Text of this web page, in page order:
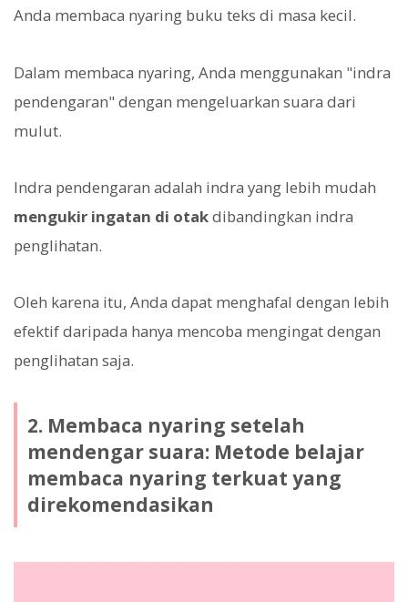
Anda membaca nyaring buku teks di masa kecil.
Dalam membaca nyaring, Anda menggunakan "indra
pendengaran" dengan mengeluarkan suara dari
mulut.
Indra pendengaran adalah indra yang lebih mudah
mengukir ingatan di otakdibandingkan indra
penglihatan.
Oleh karena itu, Anda dapat menghafal dengan lebih
efektif daripada hanya mencoba mengingat dengan
penglihatan saja.
2. Membaca nyaring setelah
mendengar suara: Metode belajar
membaca nyaring terkuat yang
direkomendasikan